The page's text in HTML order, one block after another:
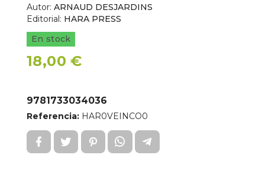
Autor: ARNAUD DESJARDINS
Editorial: HARA PRESS
En stock
18,00 €
9781733034036
Referencia: HAR0VEINCO0